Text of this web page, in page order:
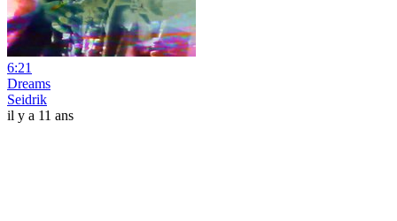
6:21
Dreams
Seidrik
il y a 11 ans